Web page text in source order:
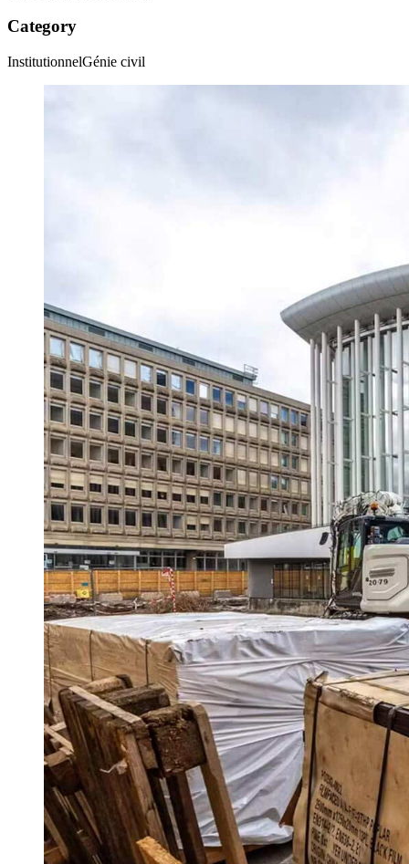
Category
InstitutionnelGénie civil